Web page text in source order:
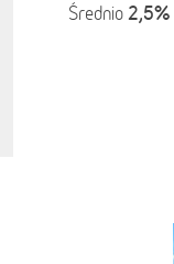
Średnio 2,5%